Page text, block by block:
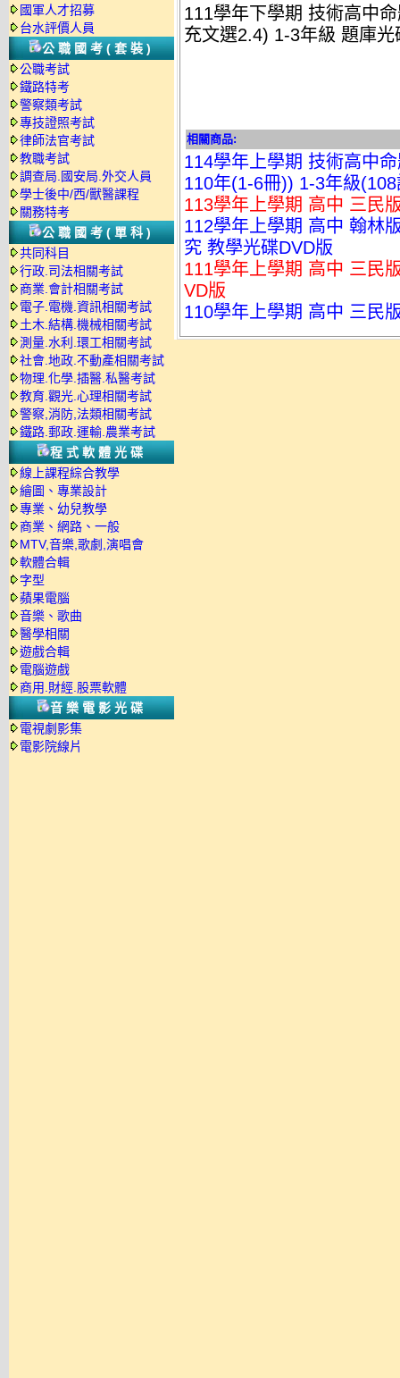
國軍人才招募
台水評價人員
公職國考(套裝)
公職考試
鐵路特考
警察類考試
專技證照考試
律師法官考試
教職考試
調查局.國安局.外交人員
學士後中/西/獸醫課程
關務特考
公職國考(單科)
共同科目
行政.司法相關考試
商業.會計相關考試
電子.電機.資訊相關考試
土木.結構.機械相關考試
測量.水利.環工相關考試
社會.地政.不動產相關考試
物理.化學.插醫.私醫考試
教育.觀光.心理相關考試
警察,消防,法類相關考試
鐵路.郵政.運輸.農業考試
程式軟體光碟
線上課程綜合教學
繪圖、專業設計
專業、幼兒教學
商業、網路、一般
MTV,音樂,歌劇,演唱會
軟體合輯
字型
蘋果電腦
音樂、歌曲
醫學相關
遊戲合輯
電腦遊戲
商用.財經.股票軟體
音樂電影光碟
電視劇影集
電影院線片
111學年下學期 技術高中
充文選2.4) 1-3年級 題庫光
相關商品:
114學年上學期 技術高中
110年(1-6冊)) 1-3年級
113學年上學期 高中 三民
112學年上學期 高中 翰林
究 教學光碟DVD版
111學年上學期 高中 三民
VD版
110學年上學期 高中 三民